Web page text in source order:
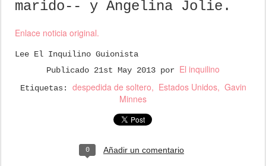
marido-- y Angelina Jolie.
Enlace noticia original.
Lee El Inquilino Guionista
Publicado 21st May 2013 por El inquilino
Etiquetas: despedida de soltero Estados Unidos
Gavin
Minnes
0 Añadir un comentario